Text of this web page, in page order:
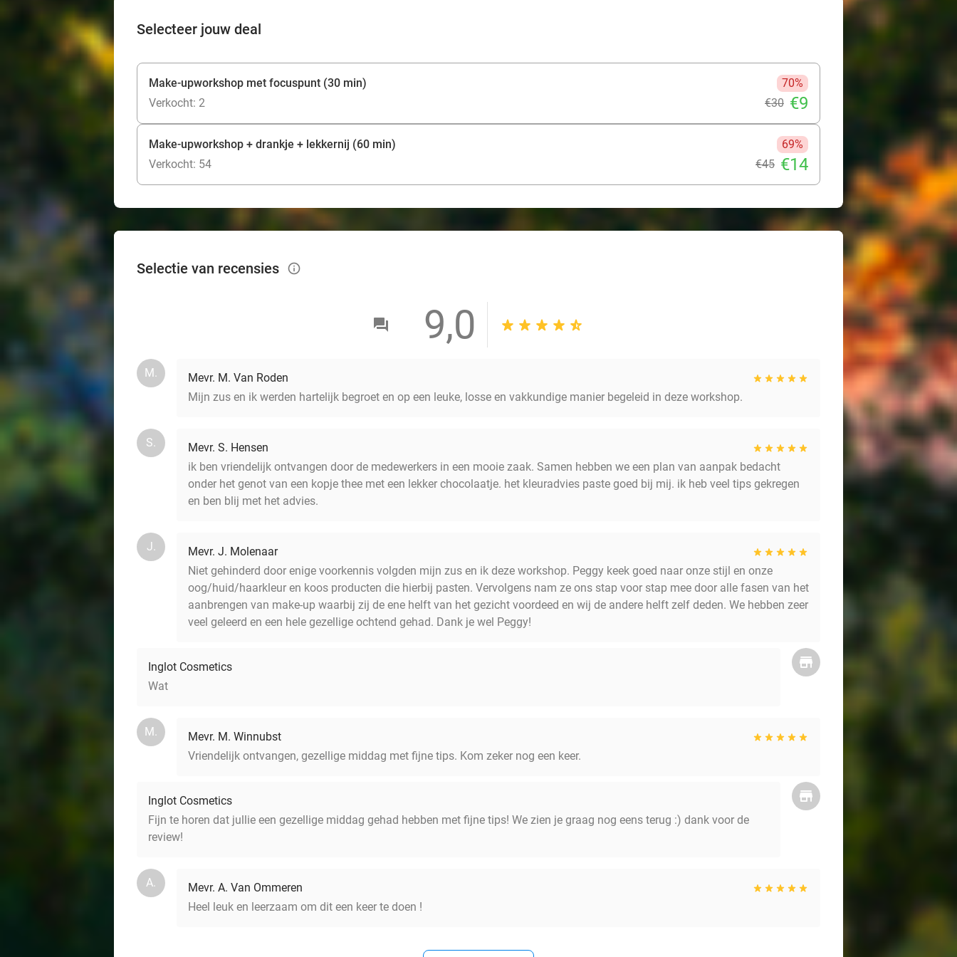
Selecteer jouw deal
Make-upworkshop met focuspunt (30 min)
70%
Verkocht: 2
€30 €9
Make-upworkshop + drankje + lekkernij (60 min)
69%
Verkocht: 54
€45 €14
Selectie van recensies info_outlined
9,0
M.
Mevr. M. Van Roden
Mijn zus en ik werden hartelijk begroet en op een leuke, losse en vakkundige manier begeleid in deze workshop.
S.
Mevr. S. Hensen
ik ben vriendelijk ontvangen door de medewerkers in een mooie zaak. Samen hebben we een plan van aanpak bedacht
onder het genot van een kopje thee met een lekker chocolaatje. het kleuradvies paste goed bij mij. ik heb veel tips gekregen
en ben blij met het advies.
J.
Mevr. J. Molenaar
Niet gehinderd door enige voorkennis volgden mijn zus en ik deze workshop. Peggy keek goed naar onze stijl en onze
oog/huid/haarkleur en koos producten die hierbij pasten. Vervolgens nam ze ons stap voor stap mee door alle fasen van het
aanbrengen van make-up waarbij zij de ene helft van het gezicht voordeed en wij de andere helft zelf deden. We hebben zeer
veel geleerd en een hele gezellige ochtend gehad. Dank je wel Peggy!
Inglot Cosmetics
Wat
M.
Mevr. M. Winnubst
Vriendelijk ontvangen, gezellige middag met fijne tips. Kom zeker nog een keer.
Inglot Cosmetics
Fijn te horen dat jullie een gezellige middag gehad hebben met fijne tips! We zien je graag nog eens terug :) dank voor de
review!
A.
Mevr. A. Van Ommeren
Heel leuk en leerzaam om dit een keer te doen !